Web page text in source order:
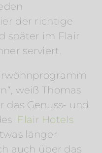
der richtige
später im Flair
serviert.
weiß Thomas
das Genuss- und
Flair Hotels
länger
auch über das